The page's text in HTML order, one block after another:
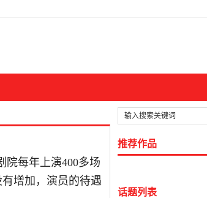
院每年上演400多场
增加，演员的待遇
推荐作品
话题列表